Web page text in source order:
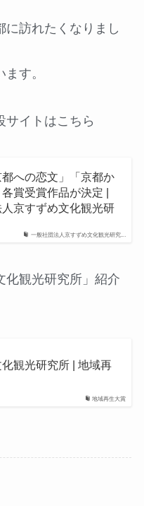
に訪れたくなりまし
す。
サイトはこちら
一般社団法人京すずめ文化観光研究...
への恋文」「京都か
賞受賞作品が決定 |
京すずめ文化観光研
化観光研究所」紹介
地域再生大賞
観光研究所 | 地域再